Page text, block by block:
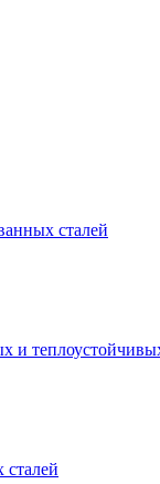
сталей
и